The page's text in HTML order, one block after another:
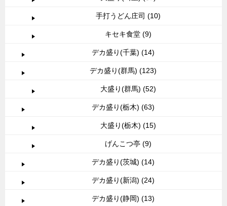
手打うどん庄司 (10)
キセキ食堂 (9)
デカ盛り(千葉) (14)
デカ盛り(群馬) (123)
大盛り(群馬) (52)
デカ盛り(栃木) (63)
大盛り(栃木) (15)
げんこつ亭 (9)
デカ盛り(茨城) (14)
デカ盛り(新潟) (24)
デカ盛り(静岡) (13)